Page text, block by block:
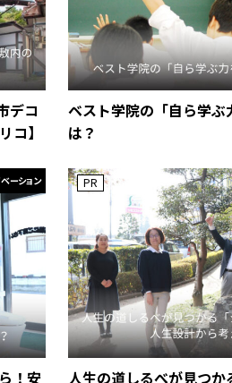
デコ
コ】
ベスト学院の「自ら学
は？
ベーション
！安
PR
人生の道しるべが見つ